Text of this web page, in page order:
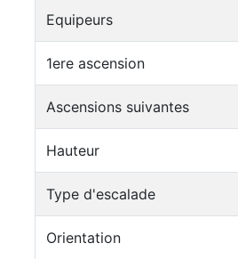
Equipeurs
1ere ascension
Ascensions suivantes
Hauteur
Type d'escalade
Orientation